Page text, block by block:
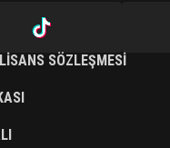
SÖZLEŞMESI